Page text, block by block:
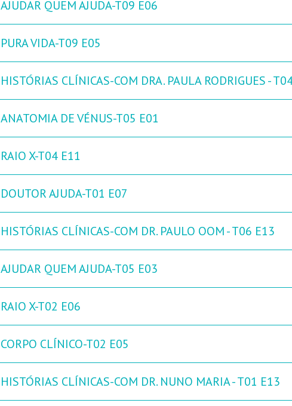
AJUDAR QUEM AJUDA-T09 E06
PURA VIDA-T09 E05
HISTÓRIAS CLÍNICAS-COM DRA. PAULA RODRIGUES -
ANATOMIA DE VÉNUS-T05 E01
RAIO X-T04 E11
DOUTOR AJUDA-T01 E07
HISTÓRIAS CLÍNICAS-COM DR. PAULO OOM - T06 E13
AJUDAR QUEM AJUDA-T05 E03
RAIO X-T02 E06
CORPO CLÍNICO-T02 E05
HISTÓRIAS CLÍNICAS-COM DR. NUNO MARIA - T01 E13